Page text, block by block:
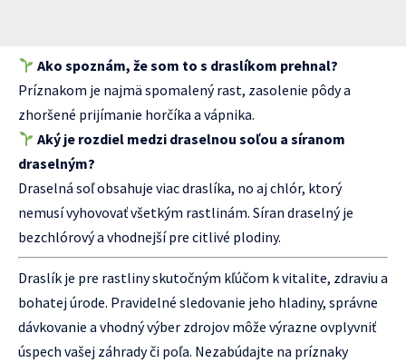
Ako spoznám, že som to s draslíkom prehnal?
Príznakom je najmä spomalený rast, zasolenie pôdy a
zhoršené prijímanie horčíka a vápnika.
Aký je rozdiel medzi draselnou soľou a síranom
draselným?
Draselná soľ obsahuje viac draslíka, no aj chlór, ktorý
nemusí vyhovovať všetkým rastlinám. Síran draselný je
bezchlórový a vhodnejší pre citlivé plodiny.
Draslík je pre rastliny skutočným kľúčom k vitalite, zdraviu a
bohatej úrode. Pravidelné sledovanie jeho hladiny, správne
dávkovanie a vhodný výber zdrojov môže výrazne ovplyvniť
úspech vašej záhrady či poľa. Nezabúdajte na príznaky